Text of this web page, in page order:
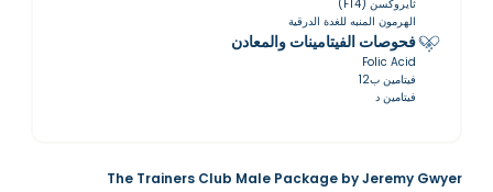
ثايروكسن (FT4)
الهرمون المنبه للغدة الدرقية
فحوصات الفيتامينات والمعادن
Folic Acid
فيتامين ب12
فيتامين د
The Trainers Club Male Package by Jeremy Gwyer